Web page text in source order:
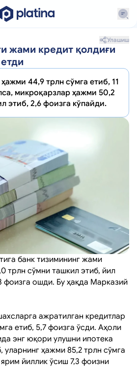
Улашиш
жами кредит қолдиғи
44,9 трлн сўмга етиб, 11
микроқарзлар ҳажми 50,2
этиб, 2,6 фоизга кўпайди.
банк тизимининг жами
трлн сўмни ташкил этиб, йил
фоизга ошди. Бу ҳақда Марказий
ажратилган кредитлар
етиб, 5,7 фоизга ўсди. Аҳоли
энг юқори улушни ипотека
уларнинг ҳажми 85,2 трлн сўмга
йиллик ўсиш 7,3 фоизни